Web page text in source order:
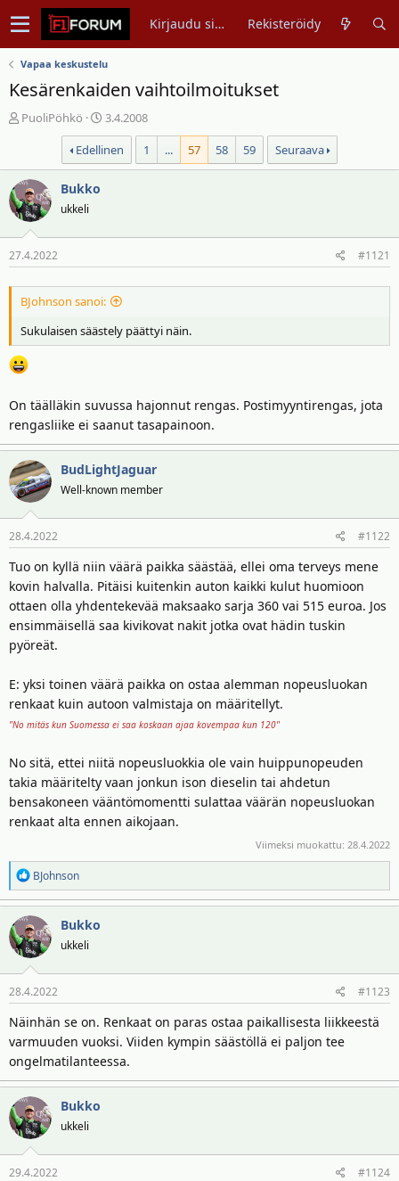
Kirjaudu sisään Rekisteröidy
Vapaa keskustelu
Kesärenkaiden vaihtoilmoitukset
V
s
t
i
k
e
t
u
n
a
l
o
t
t
j
a
PuoliPöhkö
A
l
o
i
p
m
ä
ä
3.4.2008
Edellinen
1 ... 57 58 59 Seuraava
Bukko
ukkeli
27.4.2022 #1121
BJohnson sanoi:
Sukulaisen säästely päättyi näin.
On täälläkin suvussa hajonnut rengas. Postimyyntirengas, jota
rengasliike ei saanut tasapainoon.
BudLightJaguar
Well-known member
28.4.2022 #1122
Tuo on kyllä niin väärä paikka säästää, ellei oma terveys mene
kovin halvalla. Pitäisi kuitenkin auton kaikki kulut huomioon
ottaen olla yhdentekevää maksaako sarja 360 vai 515 euroa. Jos
ensimmäisellä saa kivikovat nakit jotka ovat hädin tuskin
pyöreät.
E: yksi toinen väärä paikka on ostaa alemman nopeusluokan
renkaat kuin autoon valmistaja on määritellyt.
"No mitäs kun Suomessa ei saa koskaan ajaa kovempaa kun 120"
No sitä, ettei niitä nopeusluokkia ole vain huippunopeuden
takia määritelty vaan jonkun ison dieselin tai ahdetun
bensakoneen vääntömomentti sulattaa väärän nopeusluokan
renkaat alta ennen aikojaan.
Viimeksi muokattu: 28.4.2022
R
e
a
k
t
i
o
t
BJohnson
Bukko
ukkeli
28.4.2022 #1123
Näinhän se on. Renkaat on paras ostaa paikallisesta liikkeestä
varmuuden vuoksi. Viiden kympin säästöllä ei paljon tee
ongelmatilanteessa.
Bukko
ukkeli
29.4.2022 #1124